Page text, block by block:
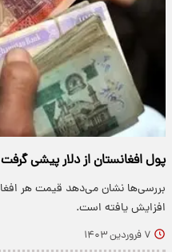
پول افغانستان از دلار پیشی گرفت
افزایش یافته است.
۷ فروردین ۱۴۰۳